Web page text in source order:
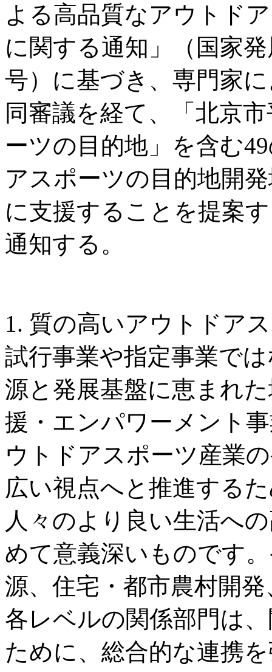
よる高品質なアウトド
に関する通知」（国家
号）に基づき、専門家
同審議を経て、「北京
ーツの目的地」を含む
アスポーツの目的地開
に支援することを提案
通知する。
1. 質の高いアウトドア
試行事業や指定事業で
源と発展基盤に恵まれ
援・エンパワーメント
ウトドアスポーツ産業
広い視点へと推進する
人々のより良い生活へ
めて意義深いものです
源、住宅・都市農村開
各レベルの関係部門は
ために、総合的な連携